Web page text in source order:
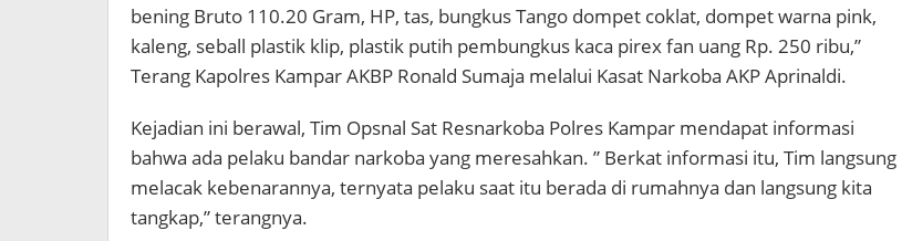
bening Bruto 110.20 Gram, HP, tas, bungkus Tango dompet coklat, dompet warna pink,
kaleng, seball plastik klip, plastik putih pembungkus kaca pirex fan uang Rp. 250 ribu,”
Terang Kapolres Kampar AKBP Ronald Sumaja melalui Kasat Narkoba AKP Aprinaldi.
Kejadian ini berawal, Tim Opsnal Sat Resnarkoba Polres Kampar mendapat informasi
bahwa ada pelaku bandar narkoba yang meresahkan. ” Berkat informasi itu, Tim langsung
melacak kebenarannya, ternyata pelaku saat itu berada di rumahnya dan langsung kita
tangkap,” terangnya.